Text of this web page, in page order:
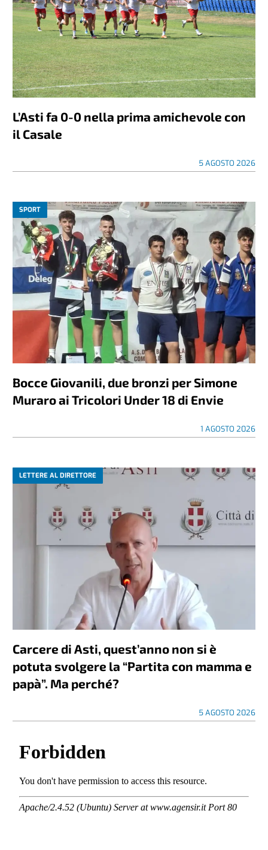
L’Asti fa 0-0 nella prima amichevole con
il Casale
5 AGOSTO 2026
SPORT
Bocce Giovanili, due bronzi per Simone
Muraro ai Tricolori Under 18 di Envie
1 AGOSTO 2026
LETTERE AL DIRETTORE
Carcere di Asti, quest’anno non si è
potuta svolgere la “Partita con mamma e
papà”. Ma perché?
5 AGOSTO 2026